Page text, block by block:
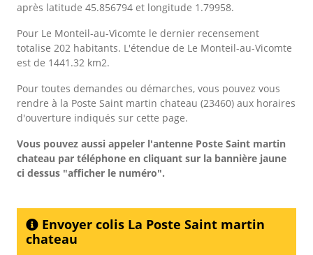
après latitude 45.856794 et longitude 1.79958.
Pour Le Monteil-au-Vicomte le dernier recensement
totalise 202 habitants. L'étendue de Le Monteil-au-Vicomte
est de 1441.32 km2.
Pour toutes demandes ou démarches, vous pouvez vous
rendre à la Poste Saint martin chateau (23460) aux horaires
d'ouverture indiqués sur cette page.
Vous pouvez aussi appeler l'antenne Poste Saint martin
chateau par téléphone en cliquant sur la bannière jaune
ci dessus "afficher le numéro".
Envoyer colis La Poste Saint martin
chateau